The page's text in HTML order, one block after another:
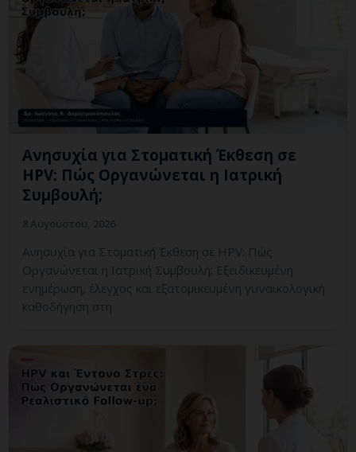
Ανησυχία για Στοματική Έκθεση σε
HPV: Πώς Οργανώνεται η Ιατρική
Συμβουλή;
Ανησυχία για Στοματική Έκθεση σε HPV: Πώς
Οργανώνεται η Ιατρική Συμβουλή; Εξειδικευμένη
ενημέρωση, έλεγχος και εξατομικευμένη γυναικολογική
καθοδήγηση στη